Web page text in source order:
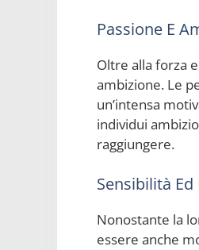
Passione E
Oltre alla forza
ambizione. Le
un’intensa
individui
raggiungere.
Sensibilità
Nonostante la
essere anche